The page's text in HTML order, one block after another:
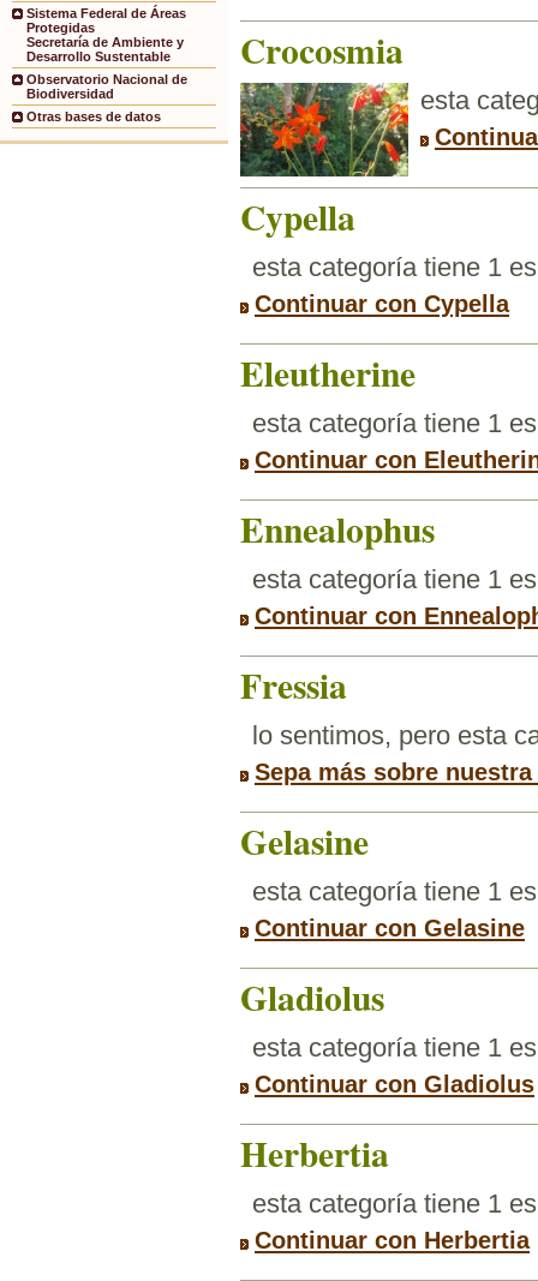
Sistema Federal de Áreas
Protegidas
Secretaría de Ambiente y
Desarrollo Sustentable
Observatorio Nacional de
Biodiversidad
Otras bases de datos
Crocosmia
esta
Cypella
esta categoría tiene 1
Continuar con Cypella
Eleutherine
esta categoría tiene 1
Continuar con
Ennealophus
esta categoría tiene 1
Continuar con
Fressia
lo sentimos, pero esta
Sepa más sobre
Gelasine
esta categoría tiene 1
Continuar con Gelasine
Gladiolus
esta categoría tiene 1
Continuar con Gladiolus
Herbertia
esta categoría tiene 1
Continuar con Herbertia